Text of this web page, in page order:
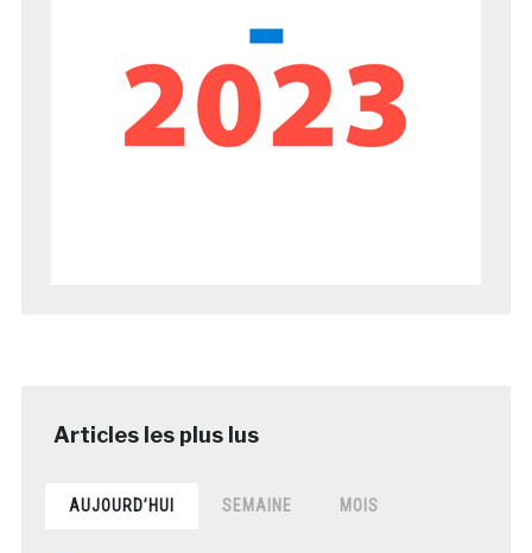
AUJOURD’HUI SEMAINE MOIS